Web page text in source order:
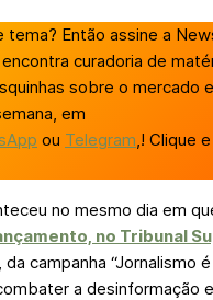
tema? Então assine a
curadoria de
sobre o mercado
em
ou Telegram,! Clique
no mesmo dia em
no Tribunal
, da campanha “Jornalismo é
a desinformação e